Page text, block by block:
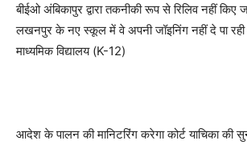
बीईओ अंबिकापुर द्वारा तकनीकी रूप से रिलिव नहीं
लखनपुर के नए स्कूल में वे अपनी जॉइनिंग नहीं दे पा
माध्यमिक विद्यालय (K-12)
आदेश के पालन की मानिटरिंग करेगा कोर्ट याचिका की